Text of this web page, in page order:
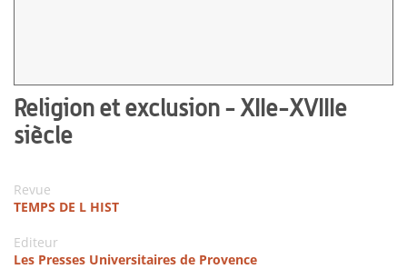
Religion et exclusion - XIIe-XVIIIe
siècle
Revue
TEMPS DE L HIST
Editeur
Les Presses Universitaires de Provence